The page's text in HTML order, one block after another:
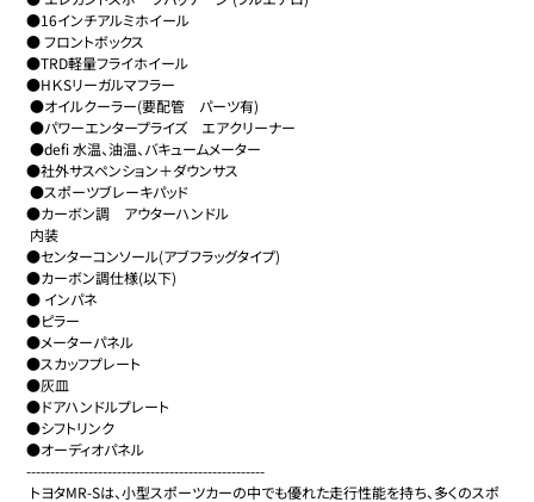
●16インチアルミホイール
● フロントボックス
●TRD軽量フライホイール
●HＫSリーガルマフラー
●オイルクーラー(要配管　パーツ有)
●パワーエンタープライズ　エアクリーナー
●defi 水温、油温、バキュームメーター
●社外サスペンション＋ダウンサス
●スポーツブレーキパッド
●カーボン調　アウターハンドル
●センターコンソール(アブフラッグタイプ)
●カーボン調仕様(以下)
● インパネ
●ピラー
●メーターパネル
●スカッフプレート
●灰皿
●ドアハンドルプレート
●シフトリンク
●オーディオパネル
--------------------------------------------------